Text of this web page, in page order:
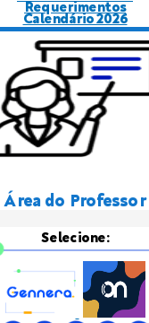
Requerimentos
Calendário 2026
Área do Professor
Selecione: